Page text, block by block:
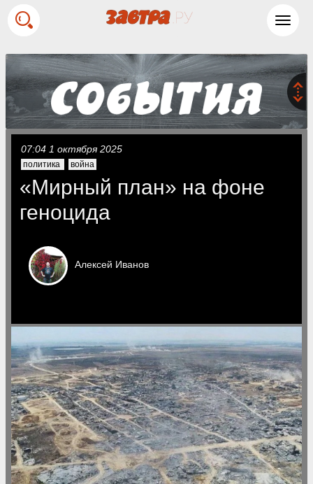
07:04 1 октября 2025
политика война
«Мирный план» на фоне
геноцида
Алексей Иванов